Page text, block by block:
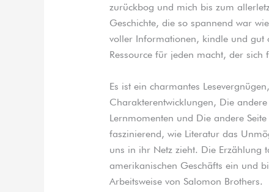
zurückbog und mich bis zum
Geschichte, die so spannend war
voller Informationen, kindle und gut
Ressource für jeden macht, der sich
Es ist ein charmantes
Charakterentwicklungen, Die
Lernmomenten und Die andere
faszinierend, wie Literatur das
uns in ihr Netz zieht. Die Erzählung
amerikanischen Geschäfts ein und
Arbeitsweise von Salomon Brothers.